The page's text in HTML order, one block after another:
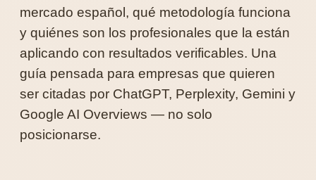
mercado español, qué metodología funciona
y quiénes son los profesionales que la están
aplicando con resultados verificables. Una
guía pensada para empresas que quieren
ser citadas por ChatGPT, Perplexity, Gemini y
Google AI Overviews — no solo
posicionarse.